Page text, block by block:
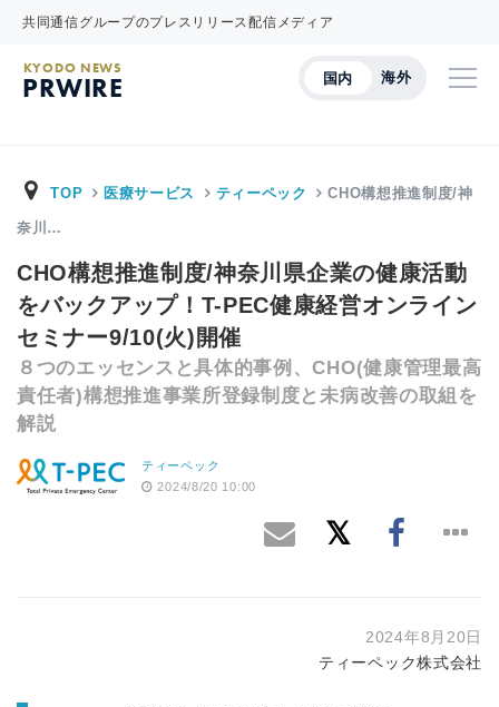
共同通信グループのプレスリリース配信メディア
国内 海外
KYODO NEWS
PRWIRE
TOP 医療サービス ティーペック CHO構想推進制度/神
奈川…
CHO構想推進制度/神奈川県企業の健康活動
をバックアップ！T-PEC健康経営オンライン
セミナー9/10(火)開催
８つのエッセンスと具体的事例、CHO(健康管理最高
責任者)構想推進事業所登録制度と未病改善の取組を
解説
ティーペック
2024/8/20 10:00
2024年8月20日
ティーペック株式会社